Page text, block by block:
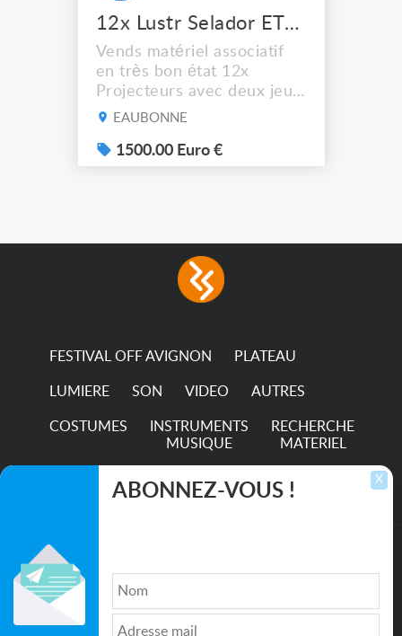
12x Lustr Selador ETC Led 7x colors filtres
Vends matériel associatif
en très bon état 12x
Projecteurs avec deux jeux
de filtre filtre Lustr Selador
system – seven colour
LEDs providing the
consumption The
permanence of a 50,000-
EAUBONNE
1500.00 Euro €
FESTIVAL OFF AVIGNON PLATEAU
LUMIERE SON VIDEO AUTRES
COSTUMES
INSTRUMENTS
MUSIQUE
RECHERCHE
MATERIEL
TRANSPORTS
Qui sommes nous ?| Médias
X
ABONNEZ-VOUS !